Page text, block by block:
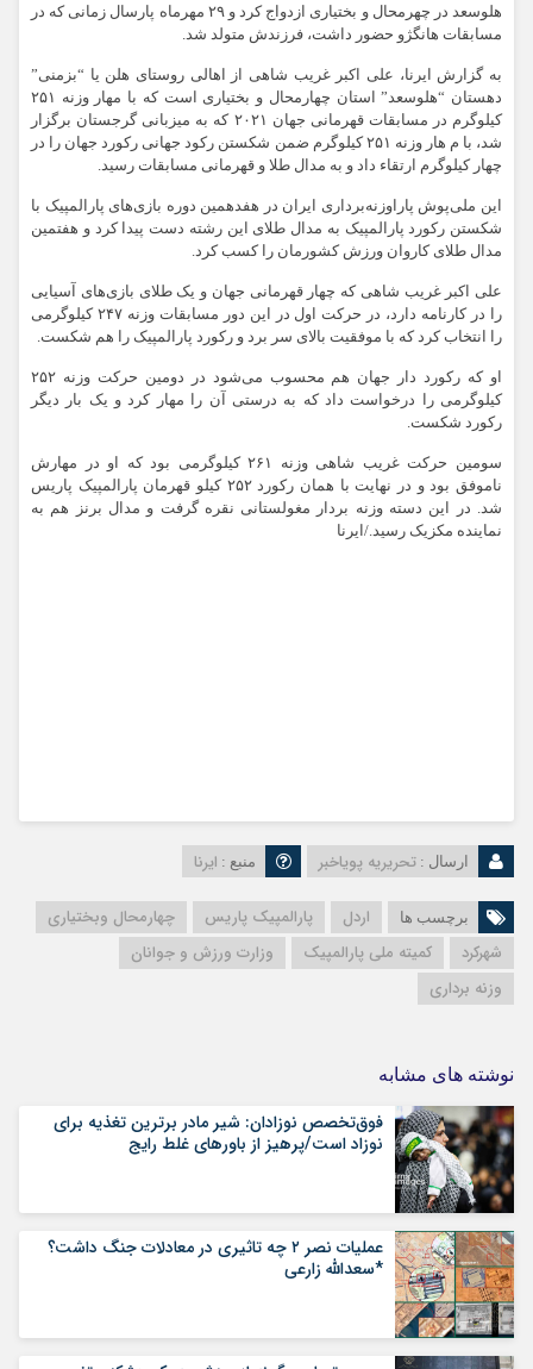
هلوسعد در چهرمحال و بختیاری ازدواج کرد و ۲۹ مهرماه پارسال زمانی که در
مسابقات هانگژو حضور داشت، فرزندش متولد شد.
به گزارش ایرنا، علی اکبر غریب شاهی از اهالی روستای هلن یا “بزمنی”
دهستان “هلوسعد” استان چهارمحال و بختیاری است که با مهار وزنه ۲۵۱
کیلوگرم در مسابقات قهرمانی جهان ۲۰۲۱ که به میزبانی گرجستان برگزار
شد، با م هار وزنه ۲۵۱ کیلوگرم ضمن شکستن رکود جهانی رکورد جهان را در
چهار کیلوگرم ارتقاء داد و به مدال طلا و قهرمانی مسابقات رسید.
این ملی‌پوش پاراوزنه‌برداری ایران در هفدهمین دوره بازی‌های پارالمپیک با
شکستن رکورد پارالمپیک به مدال طلای این رشته دست پیدا کرد و هفتمین
مدال طلای کاروان ورزش کشورمان را کسب کرد.
علی اکبر غریب شاهی که چهار قهرمانی جهان و یک طلای بازی‌های آسیایی
را در کارنامه دارد، در حرکت اول در این دور مسابقات وزنه ۲۴۷ کیلوگرمی
را انتخاب کرد که با موفقیت بالای سر برد و رکورد پارالمپیک را هم شکست.
او که رکورد دار جهان هم محسوب می‌شود در دومین حرکت وزنه ۲۵۲
کیلوگرمی را درخواست داد که به درستی آن را مهار کرد و یک بار دیگر
رکورد شکست.
سومین حرکت غریب شاهی وزنه ۲۶۱ کیلوگرمی بود که او در مهارش
ناموفق بود و در نهایت با همان رکورد ۲۵۲ کیلو قهرمان پارالمپیک پاریس
شد. در این دسته وزنه بردار مغولستانی نقره گرفت و مدال برنز هم به
نماینده مکزیک رسید./ایرنا
ارسال : تحریریه پویاخبر منبع : ایرنا
برچسب ها اردل پارالمپیک پاریس
چهارمحال وبختیاری
شهرکرد
کمیته ملی پارالمپیک
وزارت ورزش و جوانان
وزنه برداری
نوشته های مشابه
فوق‌تخصص نوزادان: شیر مادر برترین تغذیه برای
نوزاد است/پرهیز از باورهای غلط رایج
عملیات نصر ۲ چه تاثیری در معادلات جنگ داشت؟
*سعدالله زارعی